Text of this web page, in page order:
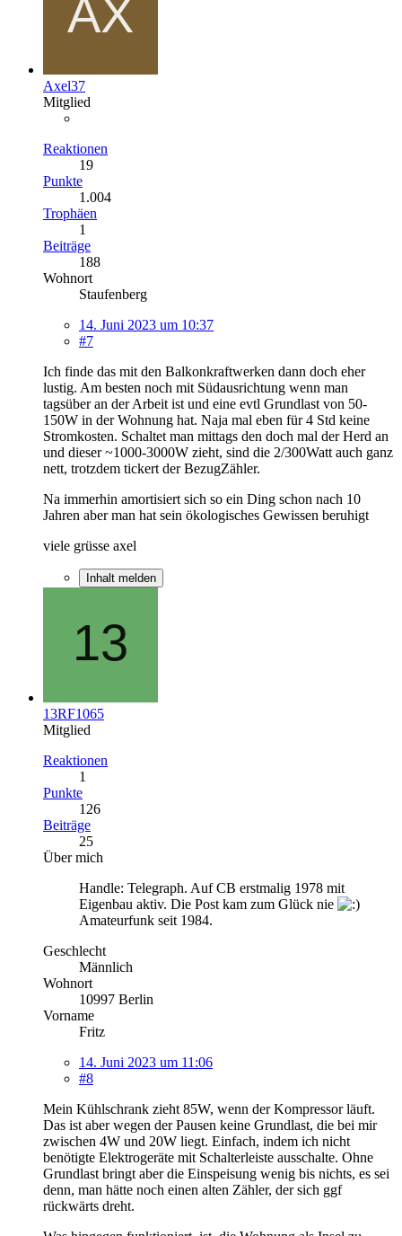
Axel37
Mitglied
Reaktionen
19
Punkte
1.004
Trophäen
1
Beiträge
188
Wohnort
Staufenberg
14. Juni 2023 um 10:37
#7
Ich finde das mit den Balkonkraftwerken dann doch eher
lustig. Am besten noch mit Südausrichtung wenn man
tagsüber an der Arbeit ist und eine evtl Grundlast von 50-
150W in der Wohnung hat. Naja mal eben für 4 Std keine
Stromkosten. Schaltet man mittags den doch mal der Herd an
und dieser ~1000-3000W zieht, sind die 2/300Watt auch ganz
nett, trotzdem tickert der BezugZähler.
Na immerhin amortisiert sich so ein Ding schon nach 10
Jahren aber man hat sein ökologisches Gewissen beruhigt
viele grüsse axel
Inhalt melden
13RF1065
Mitglied
Reaktionen
1
Punkte
126
Beiträge
25
Über mich
Handle: Telegraph. Auf CB erstmalig 1978 mit
Eigenbau aktiv. Die Post kam zum Glück nie
Amateurfunk seit 1984.
Geschlecht
Männlich
Wohnort
10997 Berlin
Vorname
Fritz
14. Juni 2023 um 11:06
#8
Mein Kühlschrank zieht 85W, wenn der Kompressor läuft.
Das ist aber wegen der Pausen keine Grundlast, die bei mir
zwischen 4W und 20W liegt. Einfach, indem ich nicht
benötigte Elektrogeräte mit Schalterleiste ausschalte. Ohne
Grundlast bringt aber die Einspeisung wenig bis nichts, es sei
denn, man hätte noch einen alten Zähler, der sich ggf
rückwärts dreht.